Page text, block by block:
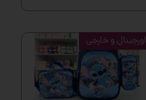
اورجینال و خارجی